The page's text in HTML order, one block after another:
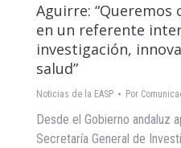
Aguirre:
en un referente
investigación,
salud”
Noticias de la EASP Por
Desde el Gobierno andaluz
Secretaría General de